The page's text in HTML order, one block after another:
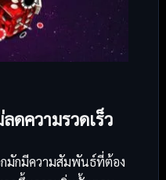
ดความรวดเร็ว
มักมีความสัมพันธ์ที่ต้อง